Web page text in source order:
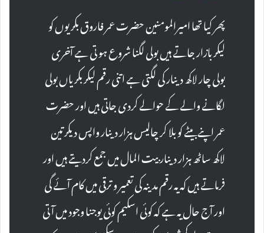
پھر کیا تھا امیرالمومنین حضرت عمر فاروق بکریوں کو
لیکر بازار جاتے ہیں بولی لگنا شروع ہو تی ہے آخری
بولی چار لاکھ دینار کی لگتی ہے اتنی رقم لیکر بکریاں بولی
لگانے والے کے حوالے کردی جاتی ہیں اور حضرت
عمر اپنے بیٹے کو بلا کر چالیس ہزار دینار واپس دیکر تین
لاکھ ساٹھ ہزار دینار بیت المال میں جمع کردیتے ہیں اور
فرماتے ہیں کہ یہ رقم مدینہ کی تعمیر و ترقی میں کام آئے گی
اور آج حال یہ ہے کہ کوئی اسکیم کوئی یوجنا وجود میں آتی